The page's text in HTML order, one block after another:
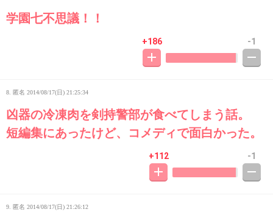
学園七不思議！！
+186 -1
8. 匿名 2014/08/17(日) 21:25:34
凶器の冷凍肉を剣持警部が食べてしまう話。
短編集にあったけど、コメディで面白かった。
+112 -1
9. 匿名 2014/08/17(日) 21:26:12